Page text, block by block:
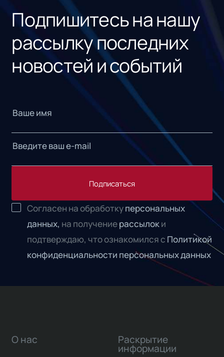
Подпишитесь на нашу
рассылку последних
новостей и событий
Подписаться
Согласен на обработкуперсональных
данных, на получениерассылоки
подтверждаю, что ознакомился с Политикой
конфиденциальности персональных данных
О нас Раскрытие
информации